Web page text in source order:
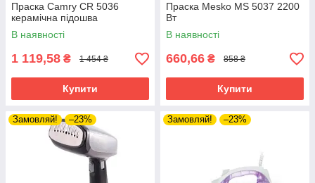
Праска Camry CR 5036
керамічна підошва
В наявності
1 119,58 ₴ 1 454 ₴
Купити
Праска Mesko MS 5037 2200
Вт
В наявності
660,66 ₴ 858 ₴
Купити
Замовляй! –23% Замовляй! –23%